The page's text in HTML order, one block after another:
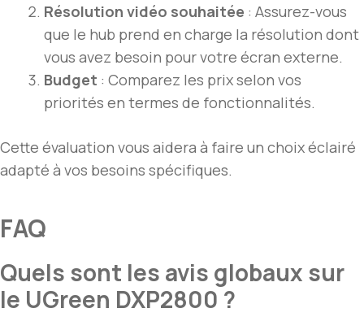
Résolution vidéo souhaitée : Assurez-vous
que le hub prend en charge la résolution dont
vous avez besoin pour votre écran externe.
Budget : Comparez les prix selon vos
priorités en termes de fonctionnalités.
Cette évaluation vous aidera à faire un choix éclairé
adapté à vos besoins spécifiques.
FAQ
Quels sont les avis globaux sur
le UGreen DXP2800 ?